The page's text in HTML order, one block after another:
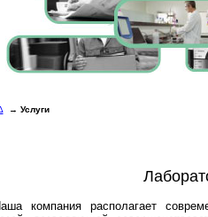
→ Услуги
компания располагает